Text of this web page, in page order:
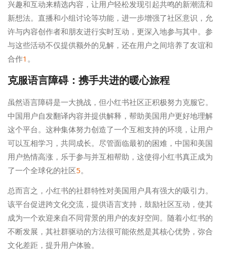
兴趣和互动来精选内容，让用户轻松发现引起共鸣的新潮流和
新想法。直播和小组讨论等功能，进一步增强了社区意识，允
许与内容创作者和朋友进行实时互动，更深入地参与其中。参
与这些活动不仅提供额外的见解，还在用户之间培养了友谊和
合作1 。
克服语言障碍：携手共进的暖心旅程
虽然语言障碍是一大挑战，但小红书社区正积极努力克服它。
中国用户自发翻译内容并提供解释，帮助美国用户更好地理解
这个平台。这种集体努力创造了一个互相支持的环境，让用户
可以互相学习，共同成长。尽管面临最初的困难，中国和美国
用户热情高涨，乐于参与并互相帮助，这使得小红书真正成为
了一个全球化的社区5。
总而言之，小红书的社群特性对美国用户具有强大的吸引力。
该平台促进跨文化交流，提供语言支持，鼓励社区互动，使其
成为一个欢迎来自不同背景的用户的友好空间。随着小红书的
不断发展，其社群驱动的方法很可能依然是其核心优势，弥合
文化差距，提升用户体验。